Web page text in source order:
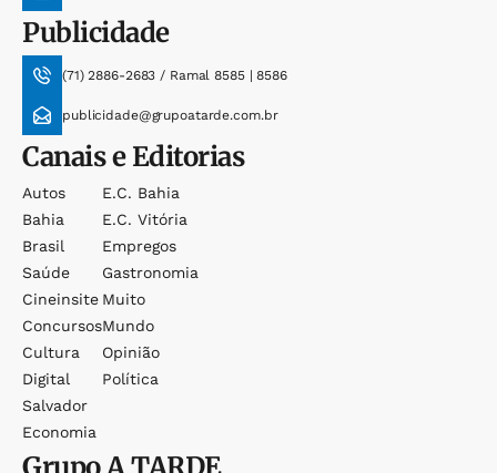
Publicidade
(71) 2886-2683 / Ramal 8585 | 8586
publicidade@grupoatarde.com.br
Canais e Editorias
Autos
Bahia
Brasil
Saúde
Cineinsite
Concursos
Cultura
Digital
Salvador
Economia
E.c. Bahia
E.c. Vitória
Empregos
Gastronomia
Muito
Mundo
Opinião
Política